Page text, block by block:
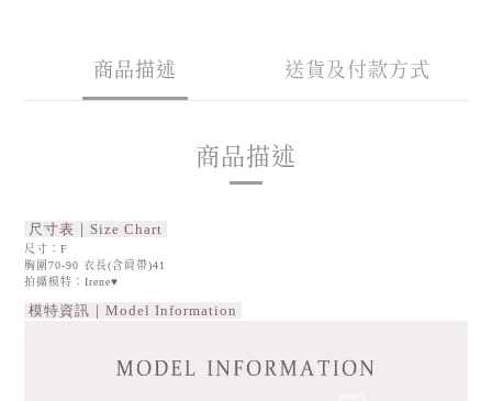
商品描述 送貨及付款方式
商品描述
尺寸表｜Size Chart
尺寸：F
胸圍70-90 衣長(含肩帶)41
拍攝模特：Irene♥
模特資訊｜Model Information